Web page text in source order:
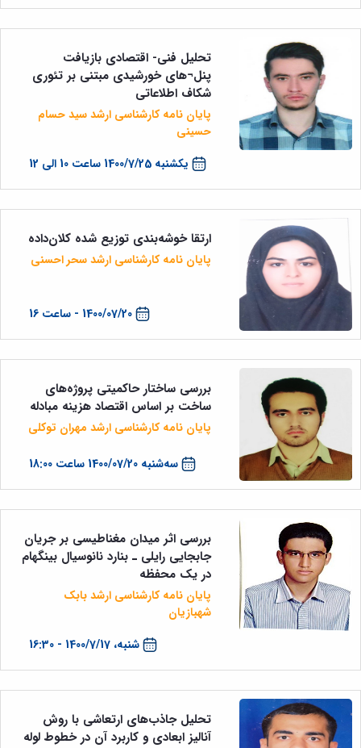
های
دانش
بنیان
آئین
نامه ها
فرآیندها
آئین
نامه
نامه
پژوهشی
فرم
های
پژوهشی
یکشنبه 1400/7/25 ساعت 10 الی 12
تحلیل فنی- اقتصادی بازیافت
پنل¬های خورشیدی مبتنی بر تئوری
شکاف اطلاعاتی
پایان نامه کارشناسی ارشد سید حسام
حسینی
1400/07/20 - ساعت 16
ارتقا خوشه‌بندی توزیع شده کلان‌داده
پایان نامه کارشناسی ارشد سحر احسنی
سه‌شنبه 1400/07/20 ساعت 18:00
بررسی ساختار حاکمیتی پروژه‌های
ساخت بر اساس اقتصاد هزینه مبادله
پایان نامه کارشناسی ارشد مهران توکلی
شنبه، 1400/7/17 - 16:30
بررسی اثر میدان مغناطیسی بر جریان
جابجایی رایلی ـ بنارد نانوسیال بینگهام
در یک محفظه
پایان نامه کارشناسی ارشد بابک
شهبازیان
تحلیل جاذب‌های ارتعاشی با روش
آنالیز ابعادی و کاربرد آن در خطوط لوله